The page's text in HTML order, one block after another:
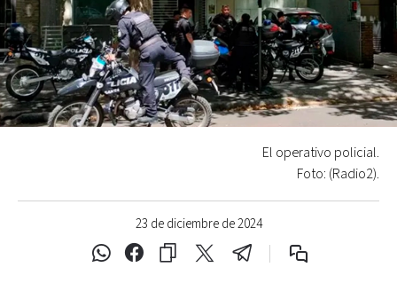
23 de diciembre de 2024
El operativo policial.
Foto: (Radio2).